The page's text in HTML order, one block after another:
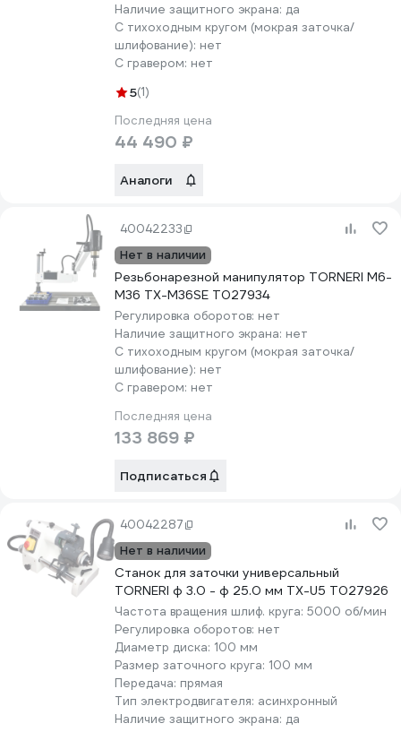
Наличие защитного экрана: да
С тихоходным кругом (мокрая заточка/
шлифование): нет
С гравером: нет
5(1)
Последняя цена
44 490 ₽
Аналоги
40042233
Нет в наличии
Резьбонарезной манипулятор TORNERI M6-
M36 TX-M36SE Т027934
Регулировка оборотов: нет
Наличие защитного экрана: нет
С тихоходным кругом (мокрая заточка/
шлифование): нет
С гравером: нет
Последняя цена
133 869 ₽
Подписаться
40042287
Нет в наличии
Станок для заточки универсальный
TORNERI ф 3.0 - ф 25.0 мм TX-U5 Т027926
Частота вращения шлиф. круга: 5000 об/мин
Регулировка оборотов: нет
Диаметр диска: 100 мм
Размер заточного круга: 100 мм
Передача: прямая
Тип электродвигателя: асинхронный
Наличие защитного экрана: да